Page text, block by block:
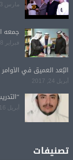
مارس 03, 2017
جمعه
فبراير 28, 2017
البُعد العميق في الأوامر
أبريل 24, 2017
أبريل 16, 2017
تصنيفات